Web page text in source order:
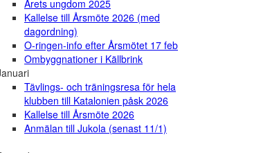
Årets ungdom 2025
Kallelse till Årsmöte 2026 (med
dagordning)
O-ringen-info efter Årsmötet 17 feb
Ombyggnationer i Källbrink
Tävlings- och träningsresa för hela
klubben till Katalonien påsk 2026
Kallelse till Årsmöte 2026
Anmälan till Jukola (senast 11/1)